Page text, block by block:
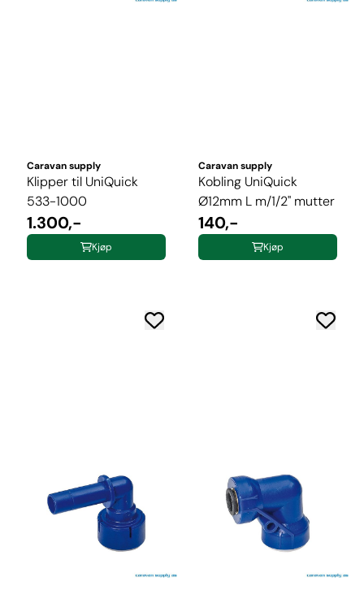
Caravan supply
Klipper til UniQuick
533-1000
1.300,-
Kjøp
Caravan supply
Kobling UniQuick
Ø12mm L m/1/2" mutter
140,-
Kjøp